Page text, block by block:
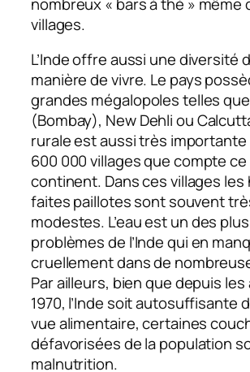
villages.
L’Inde offre aussi une diversité
manière de vivre. Le pays
grandes mégalopoles telles
(Bombay), New Dehli ou
rurale est aussi très importante
600 000 villages que compte
continent. Dans ces villages
faites paillotes sont souvent
modestes. L’eau est un des
problèmes de l’Inde qui en
cruellement dans de
Par ailleurs, bien que depuis les
1970, l’Inde soit autosuffisante
vue alimentaire, certaines
défavorisées de la population
malnutrition.